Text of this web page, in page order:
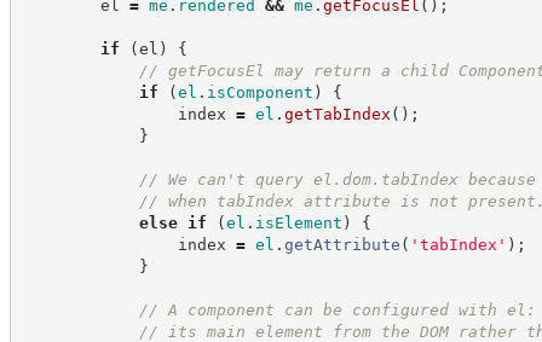
el = me . rendered && me . getFocusEl ( ) ;
if (el )
{
// getFocusEl may return a child
if
(el . isComponent )
{
index = el . getTabIndex ( ) ;
}
// We can't query el.dom.tabIndex
// when tabIndex attribute is not
else
if (el . isElement )
{
index = el . getAttribute ( ' tabIndex ' ) ;
}
// A component can be configured with
// its main element from the DOM rather